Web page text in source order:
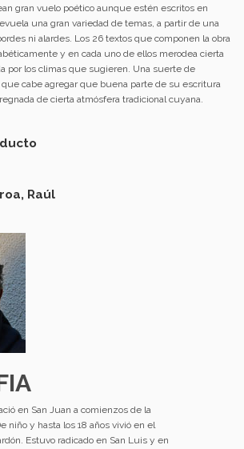
gran vuelo poético aunque estén escritos en
una gran variedad de temas, a partir de una
ni alardes. Los 26 textos que componen la obra
y en cada uno de ellos merodea cierta
por los climas que sugieren. Una suerte de
cabe agregar que buena parte de su escritura
de cierta atmósfera tradicional cuyana.
Raúl
en San Juan a comienzos de la
niño y hasta los 18 años vivió en el
Estuvo radicado en San Luis y en